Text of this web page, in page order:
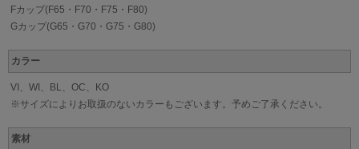
Fカップ(F65・F70・F75・F80)
Gカップ(G65・G70・G75・G80)
カラー
VI、WI、BL、OC、KO
※サイズによりお取扱のないカラーもございます。予めご了承ください。
素材